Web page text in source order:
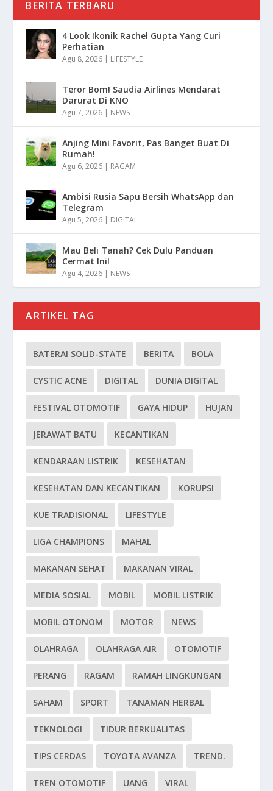
BERITA TERBARU
4 Look Ikonik Rachel Gupta Yang Curi
Perhatian
Agu 8, 2026 | LIFESTYLE
Teror Bom! Saudia Airlines Mendarat
Darurat Di KNO
Agu 7, 2026 | NEWS
Anjing Mini Favorit, Pas Banget Buat Di
Rumah!
Agu 6, 2026 | RAGAM
Ambisi Rusia Sapu Bersih WhatsApp dan
Telegram
Agu 5, 2026 | DIGITAL
Mau Beli Tanah? Cek Dulu Panduan
Cermat Ini!
Agu 4, 2026 | NEWS
ARTIKEL TAG
BATERAI SOLID-STATE BERITA BOLA
CYSTIC ACNE DIGITAL DUNIA DIGITAL
FESTIVAL OTOMOTIF GAYA HIDUP HUJAN
JERAWAT BATU KECANTIKAN
KENDARAAN LISTRIK KESEHATAN
KESEHATAN DAN KECANTIKAN KORUPSI
KUE TRADISIONAL LIFESTYLE
LIGA CHAMPIONS MAHAL
MAKANAN SEHAT MAKANAN VIRAL
MEDIA SOSIAL MOBIL MOBIL LISTRIK
MOBIL OTONOM MOTOR NEWS
OLAHRAGA OLAHRAGA AIR OTOMOTIF
PERANG RAGAM RAMAH LINGKUNGAN
SAHAM SPORT TANAMAN HERBAL
TEKNOLOGI TIDUR BERKUALITAS
TIPS CERDAS TOYOTA AVANZA TREND.
TREN OTOMOTIF UANG VIRAL